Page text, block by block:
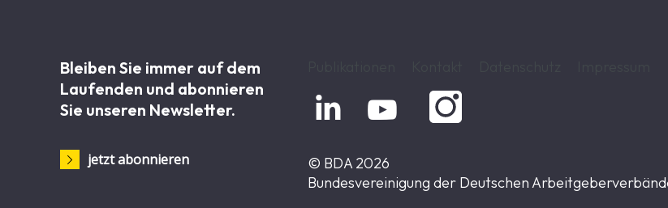
Bleiben Sie immer auf dem
Laufenden und abonnieren
Sie unseren Newsletter.
jetzt abonnieren
 
© BDA 2026
Bundesvereinigung der Deutschen